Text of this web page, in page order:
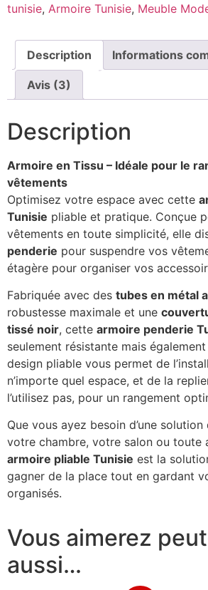
tunisie, Armoire Tunisie, Meuble
Description Informations
Avis (3)
Description
Armoire en Tissu – Idéale pour le
vêtements
Optimisez votre espace avec cette
Tunisie pliable et pratique. Conçue
vêtements en toute simplicité, elle
penderie pour suspendre vos
étagère pour organiser vos
Fabriquée avec des tubes en métal
robustesse maximale et une
tissé noir, cette armoire penderie
seulement résistante mais
design pliable vous permet de
n’importe quel espace, et de la
l’utilisez pas, pour un rangement
Que vous ayez besoin d’une
votre chambre, votre salon ou toute
armoire pliable Tunisie est la
gagner de la place tout en gardant
organisés.
Vous aimerez
aussi…